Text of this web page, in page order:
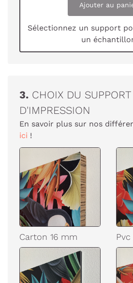
Ajouter au
Sélectionnez un support
un
3. CHOIX DU SUPPORT
D'IMPRESSION
En savoir plus sur nos
ici !
Carton 16 mm